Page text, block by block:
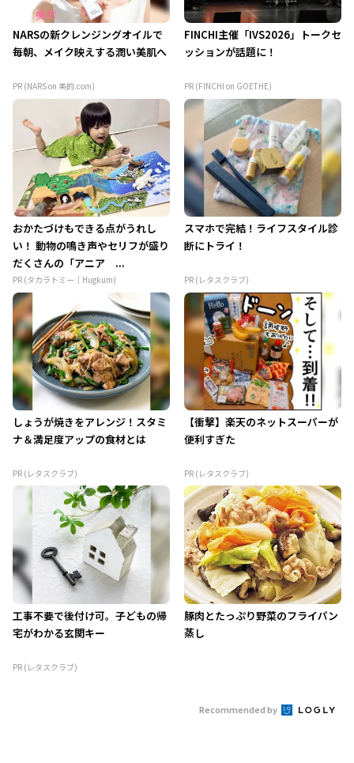
NARSの新クレンジングオイルで
毎朝、メイク映えする潤い美肌へ
PR (NARS on 美的.com)
FINCHI主催「IVS2026」トークセ
ッションが話題に！
PR (FINCHI on GOETHE)
おかたづけもできる点がうれし
い！ 動物の鳴き声やセリフが盛り
だくさんの「アニア ...
PR (タカラトミー｜Hugkum)
スマホで完結！ライフスタイル診
断にトライ！
PR (レタスクラブ)
しょうが焼きをアレンジ！スタミ
ナ＆満足度アップの食材とは
PR (レタスクラブ)
【衝撃】楽天のネットスーパーが
便利すぎた
PR (レタスクラブ)
工事不要で後付け可。子どもの帰
宅がわかる玄関キー
PR (レタスクラブ)
豚肉とたっぷり野菜のフライパン
蒸し
Recommended by